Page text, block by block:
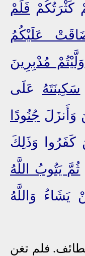
كَثْرَتُكُمْ فَلَمْ
عَلَيْكُمُ
وَلَّيْتُمْ مُدْبِرِينَ
سَكِينَتَهُ عَلَى
وَأَنزَلَ جُنُودًا
كَفَرُوا وَذَلِكَ
ثُمَّ يَتُوبُ اللَّهُ
وَاللَّهُ
فلم تغن